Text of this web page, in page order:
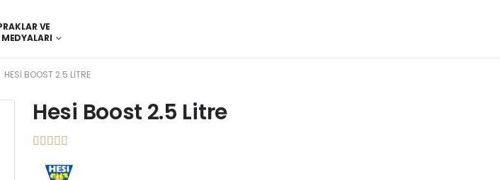
VE
MEDYALARI
HESI BOOST 2.5 LITRE
Hesi Boost 2.5 Litre